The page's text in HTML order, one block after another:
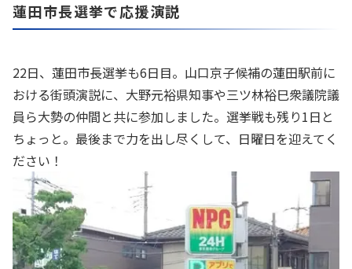
蓮田市長選挙で応援演説
22日、蓮田市長選挙も6日目。山口京子候補の蓮田駅前に
おける街頭演説に、大野元裕県知事や三ツ林裕巳衆議院議
員ら大勢の仲間と共に参加しました。選挙戦も残り1日と
ちょっと。最後まで力を出し尽くして、日曜日を迎えてく
ださい！